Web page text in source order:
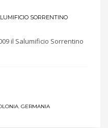
SORRENTINO
il Salumificio Sorrentino
, GERMANIA